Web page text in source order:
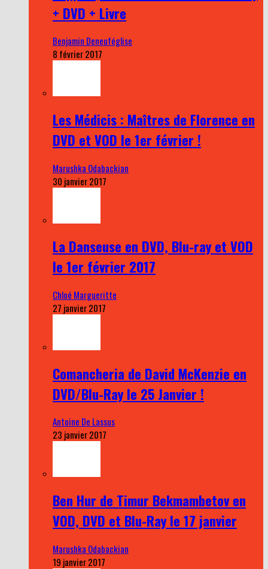
+ DVD + Livre
Benjamin Deneuféglise
8 février 2017
Les Médicis : Maîtres de Florence en
DVD et VOD le 1er février !
Marushka Odabackian
30 janvier 2017
La Danseuse en DVD, Blu-ray et VOD
le 1er février 2017
Chloé Margueritte
27 janvier 2017
Comancheria de David McKenzie en
DVD/Blu-Ray le 25 Janvier !
Antoine De Lassus
23 janvier 2017
Ben Hur de Timur Bekmambetov en
VOD, DVD et Blu-Ray le 17 janvier
Marushka Odabackian
19 janvier 2017